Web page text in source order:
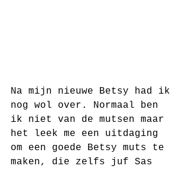
Na mijn nieuwe Betsy had ik
nog wol over. Normaal ben
ik niet van de mutsen maar
het leek me een uitdaging
om een goede Betsy muts te
maken, die zelfs juf Sas